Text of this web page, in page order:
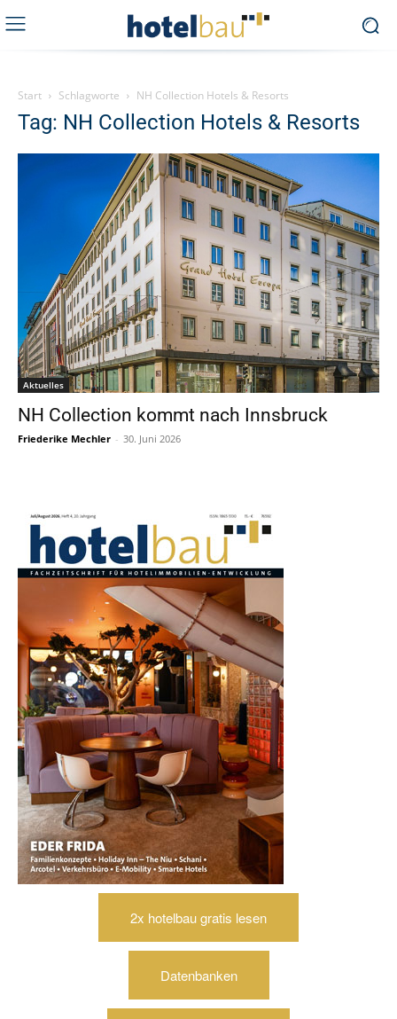
Start Schlagworte NH Collection Hotels & Resorts
Tag: NH Collection Hotels & Resorts
Aktuelles
NH Collection kommt nach Innsbruck
Friederike Mechler - 30. Juni 2026
2x hotelbau gratis lesen
Datenbanken